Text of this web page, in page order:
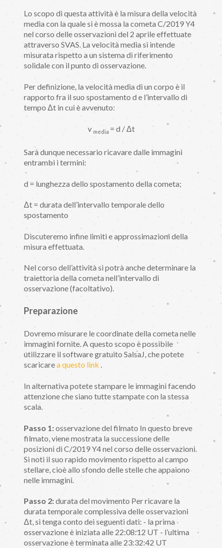
Lo scopo di questa attività è la misura della velocità
media con la quale si è mossa la cometa C/2019 Y4
nel corso delle osservazioni del 2 aprile effettuate
attraverso SVAS. La velocità media si intende
misurata rispetto a un sistema di riferimento
solidale con il punto di osservazione.
Per definizione, la velocità media di un corpo è il
rapporto fra il suo spostamento d e l’intervallo di
tempo Δt in cui è avvenuto:
v media = d / Δt
Sarà dunque necessario ricavare dalle immagini
entrambi i termini:
d = lunghezza dello spostamento della cometa;
Δt = durata dell’intervallo temporale dello
spostamento
Discuteremo infine limiti e approssimazioni della
misura effettuata.
Nel corso dell’attività si potrà anche determinare la
traiettoria della cometa nell’intervallo di
osservazione (facoltativo).
Preparazione
Dovremo misurare le coordinate della cometa nelle
immagini fornite. A questo scopo è possibile
utilizzare il software gratuito SalsaJ, che potete
scaricarea questo link .
In alternativa potete stampare le immagini facendo
attenzione che siano tutte stampate con la stessa
scala.
Passo 1:osservazione del filmato In questo breve
filmato, viene mostrata la successione delle
posizioni di C/2019 Y4 nel corso delle osservazioni.
Si noti il suo rapido movimento rispetto al campo
stellare, cioè allo sfondo delle stelle che appaiono
nelle immagini.
Passo 2:durata del movimento Per ricavare la
durata temporale complessiva delle osservazioni
Δt, si tenga conto dei seguenti dati: - la prima
osservazione è iniziata alle 22:08:12 UT - l’ultima
osservazione è terminata alle 23:32:42 UT